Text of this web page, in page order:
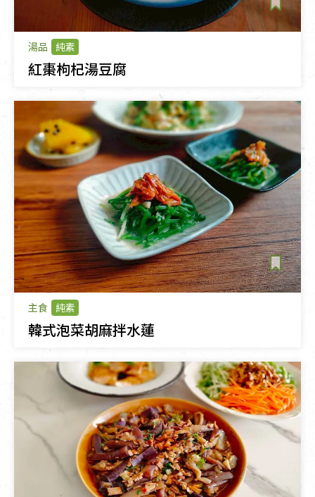
湯品 純素
紅棗枸杞湯豆腐
主食 純素
韓式泡菜胡麻拌水蓮